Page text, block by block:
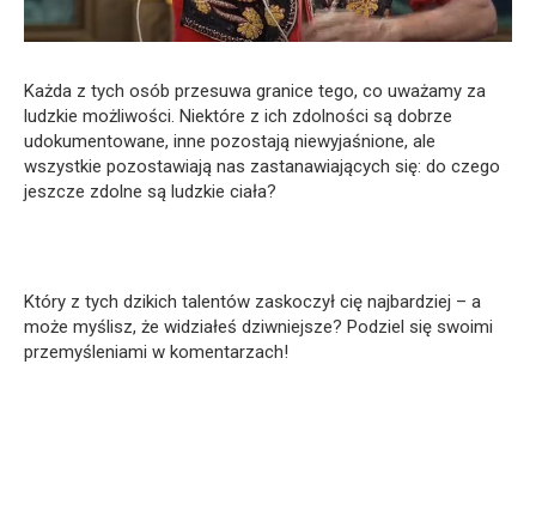
Każda z tych osób przesuwa granice tego, co uważamy za
ludzkie możliwości. Niektóre z ich zdolności są dobrze
udokumentowane, inne pozostają niewyjaśnione, ale
wszystkie pozostawiają nas zastanawiających się: do czego
jeszcze zdolne są ludzkie ciała?
Który z tych dzikich talentów zaskoczył cię najbardziej – a
może myślisz, że widziałeś dziwniejsze? Podziel się swoimi
przemyśleniami w komentarzach!